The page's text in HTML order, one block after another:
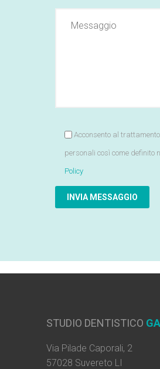
Acconsento al
personali così come definito
Policy
STUDIO DENTISTICO
Via Pilade Caporali, 2
57028 Suvereto LI